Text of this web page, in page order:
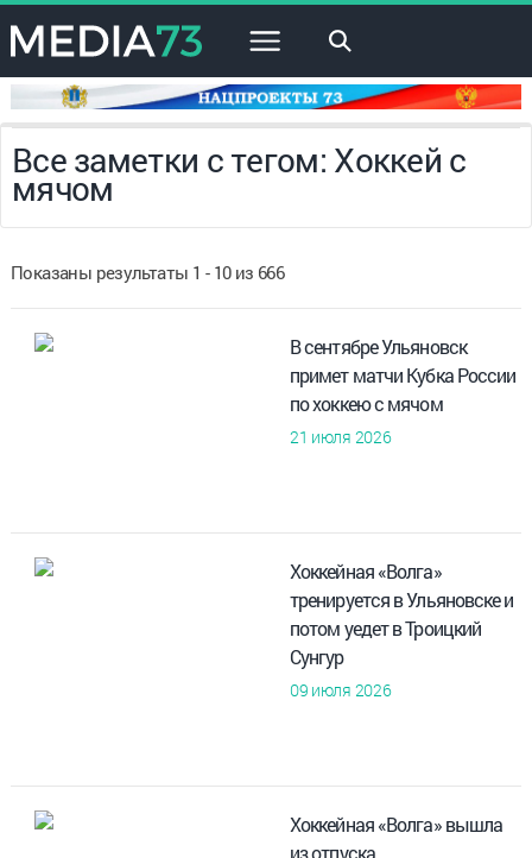
×
Все заметки с тегом: Хоккей с
мячом
Показаны результаты 1 - 10 из 666
В сентябре Ульяновск
примет матчи Кубка России
по хоккею с мячом
21 июля 2026
Хоккейная «Волга»
тренируется в Ульяновске и
потом уедет в Троицкий
Сунгур
09 июля 2026
Хоккейная «Волга» вышла
из отпуска